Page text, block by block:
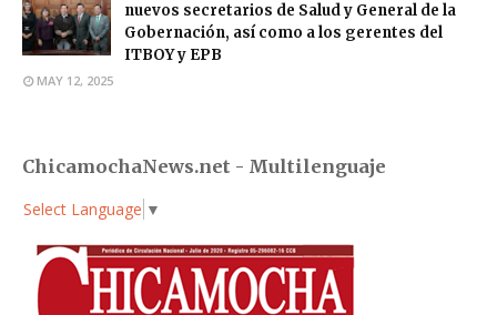
nuevos secretarios de Salud y General de la
Gobernación, así como a los gerentes del
ITBOY y EPB
MAY 12, 2025
ChicamochaNews.net - Multilenguaje
Select Language ▼